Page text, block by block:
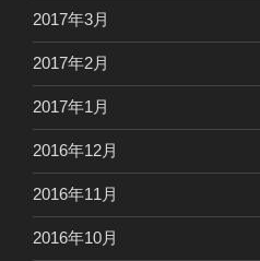
2017年3月
2017年2月
2017年1月
2016年12月
2016年11月
2016年10月